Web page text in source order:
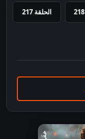
الحلقة 217